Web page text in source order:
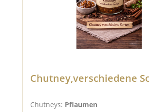
Chutney,verschiedene
Chutneys: Pflaumen